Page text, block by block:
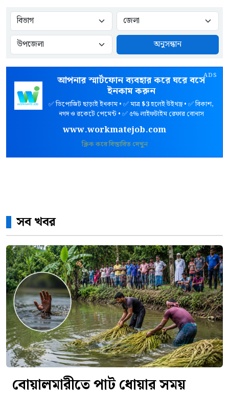
অনুসন্ধান
ADS
আপনার স্মার্টফোন ব্যবহার করে ঘরে বসে
ইনকাম করুন
✅ ডিপোজিট ছাড়াই ইনকাম • ✅ মাত্র$3হলেই উইথড্র • ✅ বিকাশ,
নগদ ও রকেটে পেমেন্ট • ✅ ৫% লাইফটাইম রেফার বোনাস
www.workmatejob.com
ক্লিক করে বিস্তারিত দেখুন
সব খবর
বোয়ালমারীতে পাট ধোয়ার সময়